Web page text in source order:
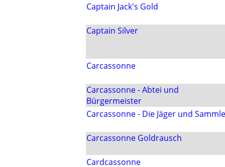
Captain Jack's Gold
Captain Silver
Carcassonne
Carcassonne - Abtei und
Bürgermeister
Carcassonne - Die Jäger und
Carcassonne Goldrausch
Cardcassonne